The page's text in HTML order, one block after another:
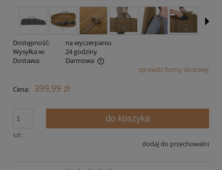
Dostępność:
na wyczerpaniu
Wysyłka w:
24 godziny
Dostawa:
Darmowa
Cena nie zawiera ewentualnych kosztów płatnościsprawdź formy dostawy
Cena: 399,99 zł
szt.
do koszyka
dodaj do przechowalni